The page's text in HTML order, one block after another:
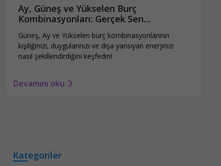
Ay, Güneş ve Yükselen Burç
Kombinasyonları: Gerçek Sen
Güneş, Ay ve Yükselen burç kombinasyonlarının
kişiliğinizi, duygularınızı ve dışa yansıyan enerjinizi
nasıl şekillendirdiğini keşfedin!
Devamını oku
Kategoriler